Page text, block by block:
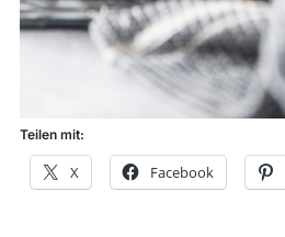
Teilen mit:
X Facebook